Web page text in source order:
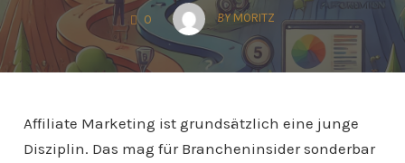
0
COMMENTS
BY MORITZ
Affiliate Marketing ist grundsätzlich eine junge
Disziplin. Das mag für Brancheninsider sonderbar